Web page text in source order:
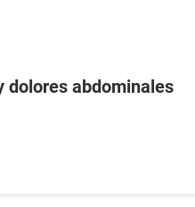
dolores abdominales